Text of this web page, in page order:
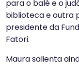
para o balé e o
biblioteca e outra
presidente da
Fatori.
Maura salienta